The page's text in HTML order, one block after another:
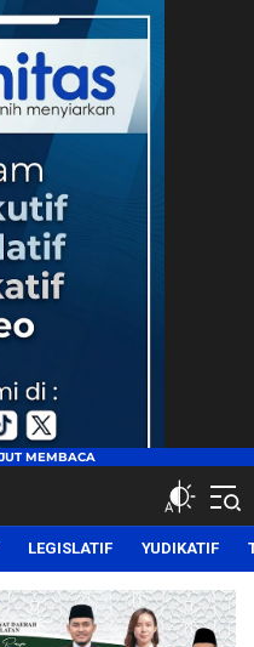
LEGISLATIF YUDIKATIF